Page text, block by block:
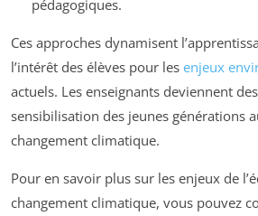
pédagogiques.
Ces approches dynamisent
l’intérêt des élèves pour les enjeux
actuels. Les enseignants deviennent des
sensibilisation des jeunes générations
changement climatique.
Pour en savoir plus sur les enjeux de
changement climatique, vous pouvez